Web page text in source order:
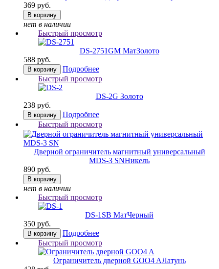
369 руб.
В корзину
нет в наличии
Быстрый просмотр
DS-2751GM МатЗолото
588 руб.
В корзину
Подробнее
Быстрый просмотр
DS-2G Золото
238 руб.
В корзину
Подробнее
Быстрый просмотр
Дверной ограничитель магнитный универсальный
MDS-3 SNНикель
890 руб.
В корзину
нет в наличии
Быстрый просмотр
DS-1 SB МатЧерный
350 руб.
В корзину
Подробнее
Быстрый просмотр
Ограничитель дверной GOO4 AЛатунь